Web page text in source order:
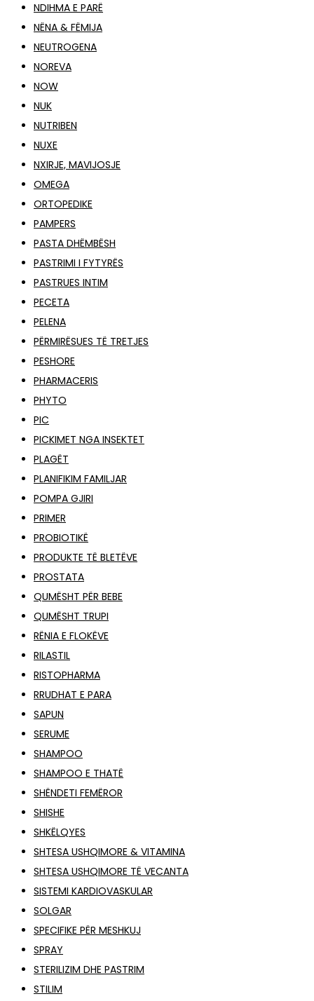
NDIHMA E PARË
NËNA & FËMIJA
NEUTROGENA
NOREVA
NOW
NUK
NUTRIBEN
NUXE
NXIRJE, MAVIJOSJE
OMEGA
ORTOPEDIKE
PAMPERS
PASTA DHËMBËSH
PASTRIMI I FYTYRËS
PASTRUES INTIM
PECETA
PELENA
PËRMIRËSUES TË TRETJES
PESHORE
PHARMACERIS
PHYTO
PIC
PICKIMET NGA INSEKTET
PLAGËT
PLANIFIKIM FAMILJAR
POMPA GJIRI
PRIMER
PROBIOTIKË
PRODUKTE TË BLETËVE
PROSTATA
QUMËSHT PËR BEBE
QUMËSHT TRUPI
RËNIA E FLOKËVE
RILASTIL
RISTOPHARMA
RRUDHAT E PARA
SAPUN
SERUME
SHAMPOO
SHAMPOO E THATË
SHËNDETI FEMËROR
SHISHE
SHKËLQYES
SHTESA USHQIMORE & VITAMINA
SHTESA USHQIMORE TË VECANTA
SISTEMI KARDIOVASKULAR
SOLGAR
SPECIFIKE PËR MESHKUJ
SPRAY
STERILIZIM DHE PASTRIM
STILIM